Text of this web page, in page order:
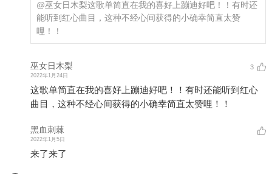
@巫女日木梨这歌单简直在我的喜好上蹦迪好吧！！有时还
能听到红心曲目，这种不经心间获得的小确幸简直太赞
哩！！
巫女日木梨
2022年1月24日
3
这歌单简直在我的喜好上蹦迪好吧！！有时还能听到红心
曲目，这种不经心间获得的小确幸简直太赞哩！！
黑血刺棘
2022年1月5日
来了来了